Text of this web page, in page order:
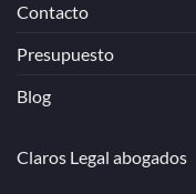
Contacto
Presupuesto
Blog
Claros Legal abogados